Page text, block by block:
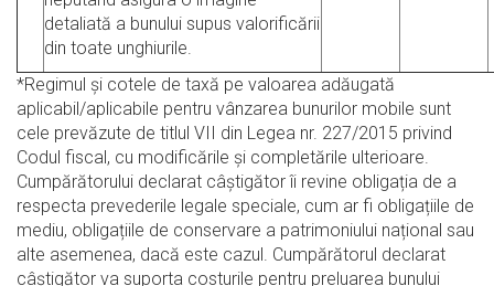
detaliată a bunului supus valorificării
din toate unghiurile.
*Regimul şi cotele de taxă pe valoarea adăugată
aplicabil/aplicabile pentru vânzarea bunurilor mobile sunt
cele prevăzute de titlul VII din Legea nr. 227/2015 privind
Codul fiscal, cu modificările şi completările ulterioare.
Cumpărătorului declarat câștigător îi revine obligația de a
respecta prevederile legale speciale, cum ar fi obligațiile de
mediu, obligațiile de conservare a patrimoniului național sau
alte asemenea, dacă este cazul. Cumpărătorul declarat
câștigător va suporta costurile pentru preluarea bunului